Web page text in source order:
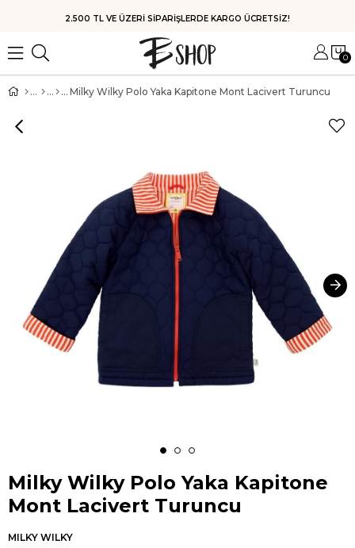
HIZLI KARGO
0
Milky Wilky Polo Yaka Kapitone Mont Lacivert Turuncu
Milky Wilky Polo Yaka Kapitone
Mont Lacivert Turuncu
MILKY WILKY